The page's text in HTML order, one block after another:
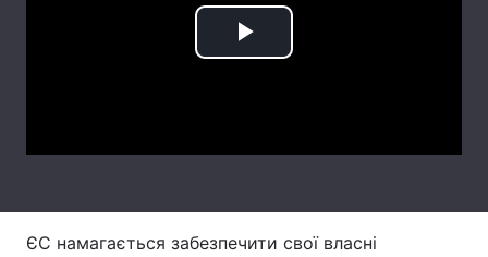
Play
ЄС намагається забезпечити свої власні